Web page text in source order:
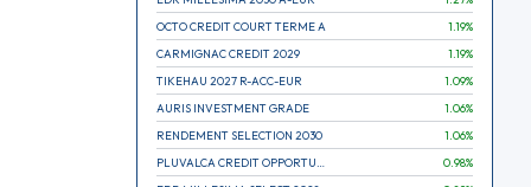
OCTO CREDIT COURT TERME A
1.19%
CARMIGNAC CREDIT 2029
1.19%
TIKEHAU 2027 R-ACC-EUR
1.09%
AURIS INVESTMENT GRADE
1.06%
RENDEMENT SELECTION 2030
1.06%
0.98%